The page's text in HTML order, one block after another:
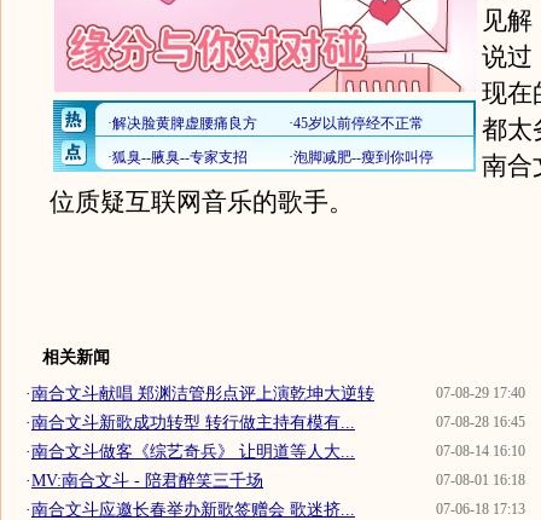
见
说过
现在
都太
南合
位质疑互联网音乐的歌手。
相关新闻
07-08-29 17:40
·南合文斗献唱 郑渊洁管彤点评上演乾坤大逆转
07-08-28 16:45
·南合文斗新歌成功转型 转行做主持有模有...
07-08-14 16:10
·南合文斗做客《综艺奇兵》 让明道等人大...
07-08-01 16:18
·MV:南合文斗 - 陪君醉笑三千场
07-06-18 17:13
·南合文斗应邀长春举办新歌签赠会 歌迷挤...